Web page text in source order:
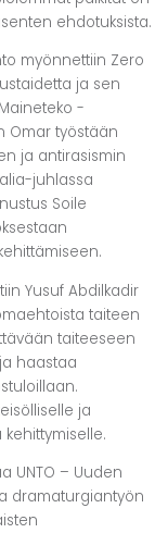
ehdotuksista.
myönnettiin Zero
ja sen
-
Omar työstään
ja antirasismin
juhlassa
Soile
Yusuf Abdilkadir
taiteen
taiteeseen
haastaa
ja
UNTO – Uuden
dramaturgiantyön